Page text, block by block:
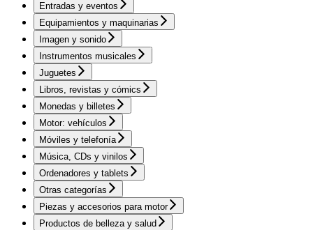
Entradas y eventos
Equipamientos y maquinarias
Imagen y sonido
Instrumentos musicales
Juguetes
Libros, revistas y cómics
Monedas y billetes
Motor: vehículos
Móviles y telefonía
Música, CDs y vinilos
Ordenadores y tablets
Otras categorías
Piezas y accesorios para motor
Productos de belleza y salud